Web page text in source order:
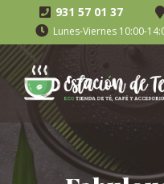
931 57 01 37
Lunes-Viernes 10:00-